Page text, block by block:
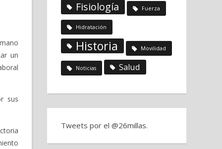
un
sus
Fisiología Fuerza
Hidratación
Historia Movilidad
Noticias Salud
Tweets por el @26millas.